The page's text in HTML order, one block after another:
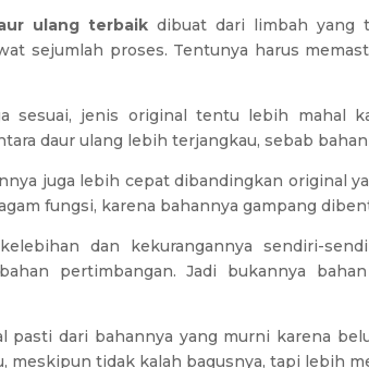
ulang terbaik dibuat dari limbah yang
sejumlah proses. Tentunya harus
sesuai, jenis original tentu lebih mahal
daur ulang lebih terjangkau, sebab
juga lebih cepat dibandingkan original
fungsi, karena bahannya gampang
dan kekurangannya sendiri-
pertimbangan. Jadi bukannya
pasti dari bahannya yang murni karena
meskipun tidak kalah bagusnya, tapi lebih